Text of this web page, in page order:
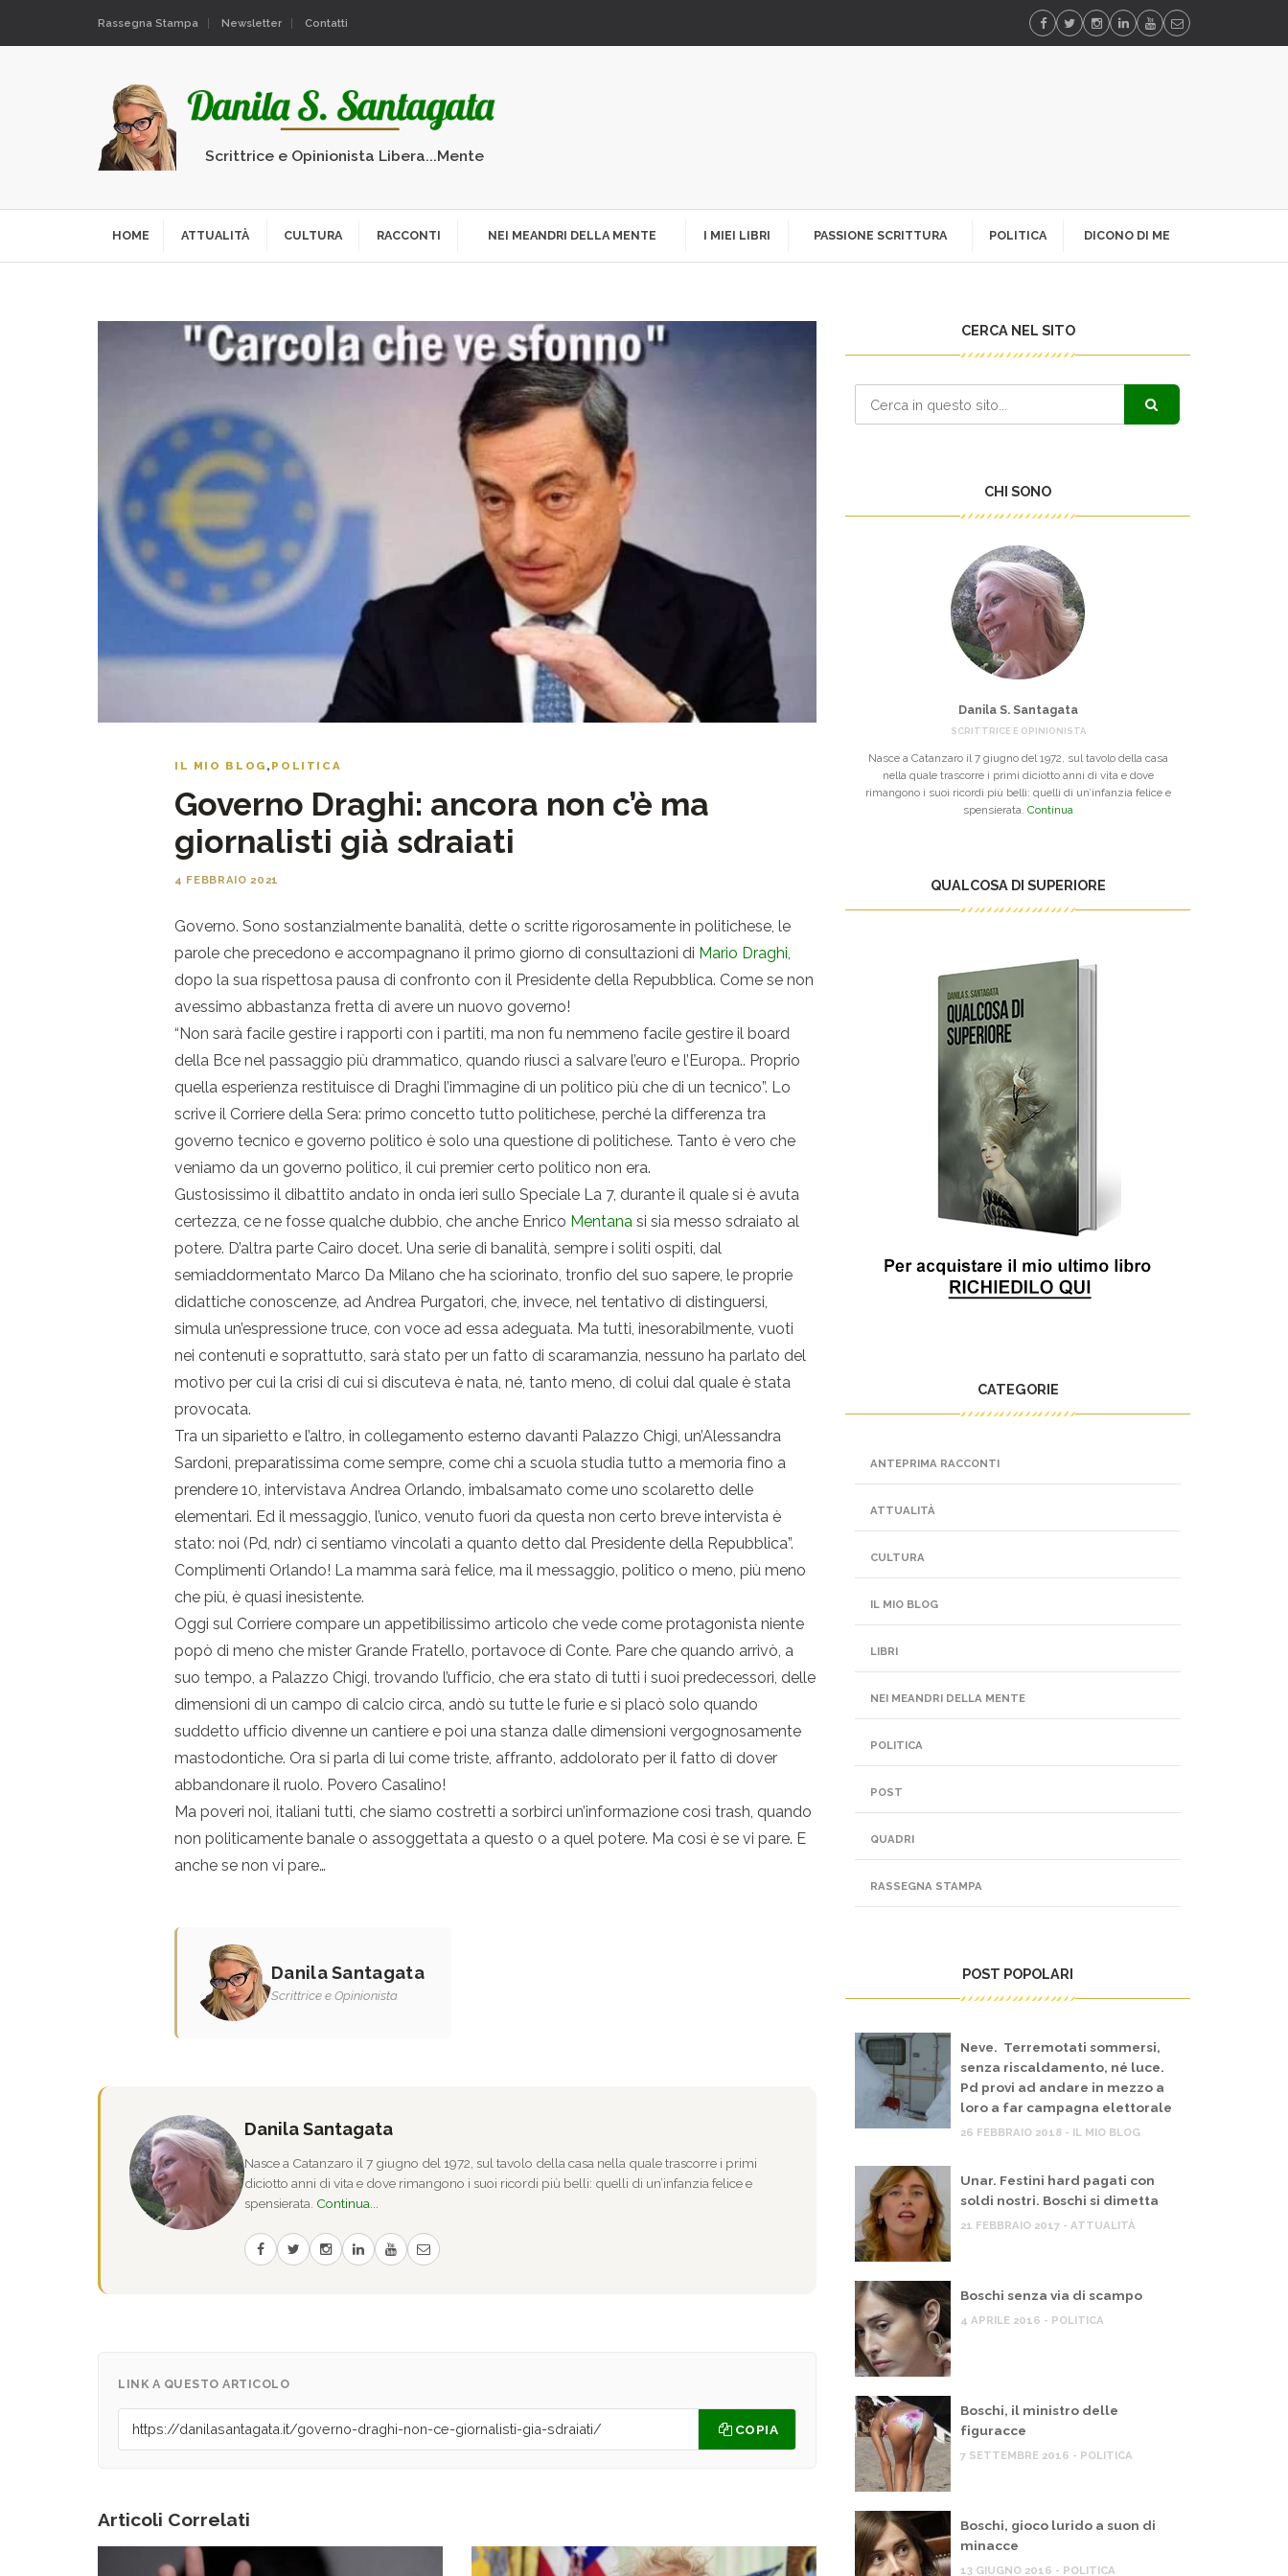
Rassegna Stampa Newsletter Contatti
Scrittrice e Opinionista Libera...Mente
HOME ATTUALITÀ CULTURA RACCONTI NEI MEANDRI DELLA MENTE I MIEI LIBRI PASSIONE SCRITTURA POLITICA DICONO DI ME
IL MIO BLOG , POLITICA
Governo Draghi: ancora non c’è ma
giornalisti già sdraiati
4 FEBBRAIO 2021
Governo. Sono sostanzialmente banalità, dette o scritte rigorosamente in politichese, le
parole che precedono e accompagnano il primo giorno di consultazioni di Mario Draghi,
dopo la sua rispettosa pausa di confronto con il Presidente della Repubblica. Come se non
avessimo abbastanza fretta di avere un nuovo governo!
“Non sarà facile gestire i rapporti con i partiti, ma non fu nemmeno facile gestire il board
della Bce nel passaggio più drammatico, quando riuscì a salvare l’euro e l’Europa.. Proprio
quella esperienza restituisce di Draghi l’immagine di un politico più che di un tecnico”. Lo
scrive il Corriere della Sera: primo concetto tutto politichese, perché la differenza tra
governo tecnico e governo politico è solo una questione di politichese. Tanto è vero che
veniamo da un governo politico, il cui premier certo politico non era.
Gustosissimo il dibattito andato in onda ieri sullo Speciale La 7, durante il quale si è avuta
certezza, ce ne fosse qualche dubbio, che anche Enrico Mentana si sia messo sdraiato al
potere. D’altra parte Cairo docet. Una serie di banalità, sempre i soliti ospiti, dal
semiaddormentato Marco Da Milano che ha sciorinato, tronfio del suo sapere, le proprie
didattiche conoscenze, ad Andrea Purgatori, che, invece, nel tentativo di distinguersi,
simula un’espressione truce, con voce ad essa adeguata. Ma tutti, inesorabilmente, vuoti
nei contenuti e soprattutto, sarà stato per un fatto di scaramanzia, nessuno ha parlato del
motivo per cui la crisi di cui si discuteva è nata, né, tanto meno, di colui dal quale è stata
provocata.
Tra un siparietto e l’altro, in collegamento esterno davanti Palazzo Chigi, un’Alessandra
Sardoni, preparatissima come sempre, come chi a scuola studia tutto a memoria fino a
prendere 10, intervistava Andrea Orlando, imbalsamato come uno scolaretto delle
elementari. Ed il messaggio, l’unico, venuto fuori da questa non certo breve intervista è
stato: noi (Pd, ndr) ci sentiamo vincolati a quanto detto dal Presidente della Repubblica”.
Complimenti Orlando! La mamma sarà felice, ma il messaggio, politico o meno, più meno
che più, è quasi inesistente.
Oggi sul Corriere compare un appetibilissimo articolo che vede come protagonista niente
popò di meno che mister Grande Fratello, portavoce di Conte. Pare che quando arrivò, a
suo tempo, a Palazzo Chigi, trovando l’ufficio, che era stato di tutti i suoi predecessori, delle
dimensioni di un campo di calcio circa, andò su tutte le furie e si placò solo quando
suddetto ufficio divenne un cantiere e poi una stanza dalle dimensioni vergognosamente
mastodontiche. Ora si parla di lui come triste, affranto, addolorato per il fatto di dover
abbandonare il ruolo. Povero Casalino!
Ma poveri noi, italiani tutti, che siamo costretti a sorbirci un’informazione così trash, quando
non politicamente banale o assoggettata a questo o a quel potere. Ma così è se vi pare. E
anche se non vi pare…
Danila Santagata
Scrittrice e Opinionista
Danila Santagata
Nasce a Catanzaro il 7 giugno del 1972, sul tavolo della casa nella quale trascorre i primi
diciotto anni di vita e dove rimangono i suoi ricordi più belli: quelli di un’infanzia felice e
spensierata. Continua...
LINK A QUESTO ARTICOLO
COPIA
Articoli Correlati
CERCA NEL SITO
CHI SONO
Danila S. Santagata
SCRITTRICE E OPINIONISTA
Nasce a Catanzaro il 7 giugno del 1972, sul tavolo della casa
nella quale trascorre i primi diciotto anni di vita e dove
rimangono i suoi ricordi più belli: quelli di un’infanzia felice e
spensierata. Continua
QUALCOSA DI SUPERIORE
CATEGORIE
ANTEPRIMA RACCONTI
ATTUALITÀ
CULTURA
IL MIO BLOG
LIBRI
NEI MEANDRI DELLA MENTE
POLITICA
POST
QUADRI
RASSEGNA STAMPA
POST POPOLARI
Neve. Terremotati sommersi,
senza riscaldamento, né luce.
Pd provi ad andare in mezzo a
loro a far campagna elettorale
26 FEBBRAIO 2018 - IL MIO BLOG
Unar. Festini hard pagati con
soldi nostri. Boschi si dimetta
21 FEBBRAIO 2017 - ATTUALITÀ
Boschi senza via di scampo
4 APRILE 2016 - POLITICA
Boschi, il ministro delle
figuracce
7 SETTEMBRE 2016 - POLITICA
Boschi, gioco lurido a suon di
minacce
13 GIUGNO 2016 - POLITICA